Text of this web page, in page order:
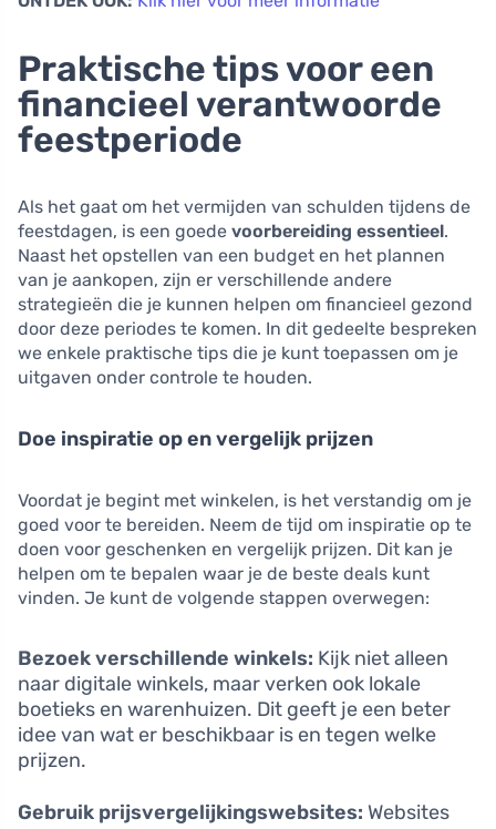
Praktische tips voor een
financieel verantwoorde
feestperiode
Als het gaat om het vermijden van schulden tijdens de
feestdagen, is een goede voorbereiding essentieel.
Naast het opstellen van een budget en het plannen
van je aankopen, zijn er verschillende andere
strategieën die je kunnen helpen om financieel gezond
door deze periodes te komen. In dit gedeelte bespreken
we enkele praktische tips die je kunt toepassen om je
uitgaven onder controle te houden.
Doe inspiratie op en vergelijk prijzen
Voordat je begint met winkelen, is het verstandig om je
goed voor te bereiden. Neem de tijd om inspiratie op te
doen voor geschenken en vergelijk prijzen. Dit kan je
helpen om te bepalen waar je de beste deals kunt
vinden. Je kunt de volgende stappen overwegen:
Bezoek verschillende winkels: Kijk niet alleen
naar digitale winkels, maar verken ook lokale
boetieks en warenhuizen. Dit geeft je een beter
idee van wat er beschikbaar is en tegen welke
prijzen.
Gebruik prijsvergelijkingswebsites: Websites